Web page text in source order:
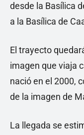
desde la Basílica
a la Basílica de
El trayecto
imagen que viaja
nació en el 2000,
de la imagen de
La llegada se